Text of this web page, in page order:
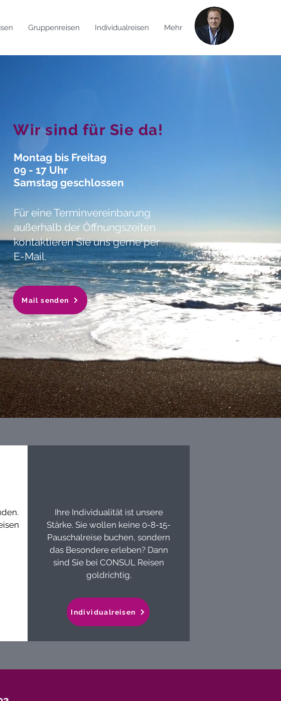
Gruppenreisen Individualreisen Mehr
Wir sind für Sie da!
Montag bis Freitag
09 - 17 Uhr
Samstag geschlossen
Für eine Terminvereinbarung
außerhalb der Öffnungszeiten
kontaktieren Sie uns gerne per
E-Mail.
Mail senden
Ihre Individualität ist unsere
Stärke. Sie wollen keine 0-8-15-
Pauschalreise buchen, sondern
das Besondere erleben? Dann
sind Sie bei CONSUL Reisen
goldrichtig.
Individualreisen